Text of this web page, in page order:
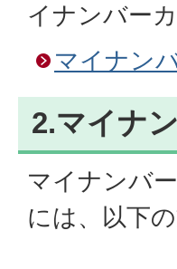
イナンバー
マイナン
2.マイナ
マイナンバ
には、以下